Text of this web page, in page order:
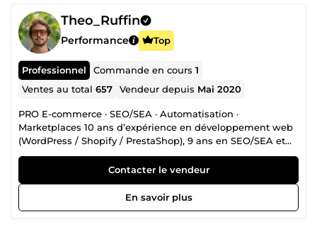
Theo_Ruffin
Performance Top
Professionnel Commande en cours1
Ventes au total657 Vendeur depuis Mai 2020
PRO E-commerce · SEO/SEA · Automatisation ·
Marketplaces 10 ans d’expérience en développement web
(WordPress / Shopify / PrestaShop), 9 ans en SEO/SEA et
outillage d’automatisation (Python / Make / Zapier). J’aide
les entreprises à vendre plus, plus vite : sites solides, trafic
qualifié, process automatisés. Ce que je fais pour vous
Boutiques &amp; sites sur mesure : WordPress, Shopify,
PrestaShop (création, refonte, maintenance, corrections
Contacter le vendeur
En savoir plus